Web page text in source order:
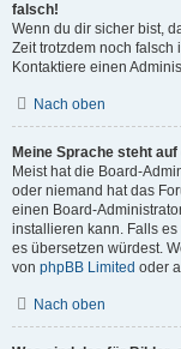
falsch!
Wenn du dir sicher bist,
Zeit trotzdem noch falsch
Kontaktiere einen
Nach oben
Meine Sprache steht
Meist hat die Board-
oder niemand hat das
einen Board-
installieren kann. Falls
es übersetzen würdest.
von phpBB Limited oder
Nach oben